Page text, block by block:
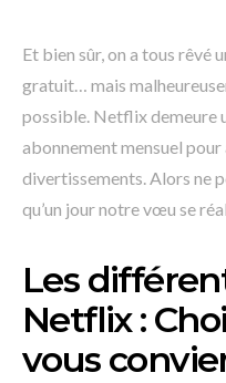
Et bien sûr, on a tous rêvé
gratuit… mais
possible. Netflix demeure
abonnement mensuel
divertissements. Alors ne
qu’un jour notre vœu se
Les
Netflix :
vous